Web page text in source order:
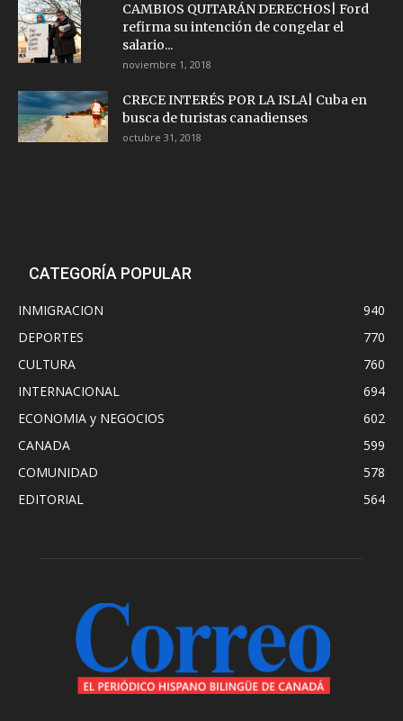
CAMBIOS QUITARÁN DERECHOS| Ford
refirma su intención de congelar el
salario...
noviembre 1, 2018
CRECE INTERÉS POR LA ISLA| Cuba en
busca de turistas canadienses
octubre 31, 2018
CATEGORÍA POPULAR
INMIGRACION
940
DEPORTES
770
CULTURA
760
INTERNACIONAL
694
ECONOMIA y NEGOCIOS
602
CANADA
599
COMUNIDAD
578
EDITORIAL
564